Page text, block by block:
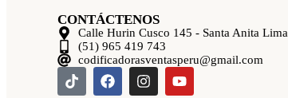
CONTÁCTENOS
Calle Hurin Cusco 145 - Santa Anita Lima
(51) 965 419 743
codificadorasventasperu@gmail.com